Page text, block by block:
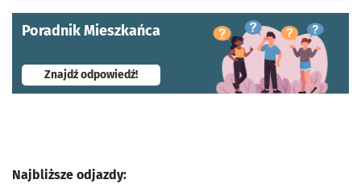
Poradnik Mieszkańca
Znajdź odpowiedź!- otworzy się w nowej karcie
Najbliższe odjazdy: